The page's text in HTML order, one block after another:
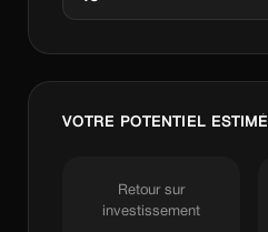
VOTRE POTENTIEL
Retour sur
investissement